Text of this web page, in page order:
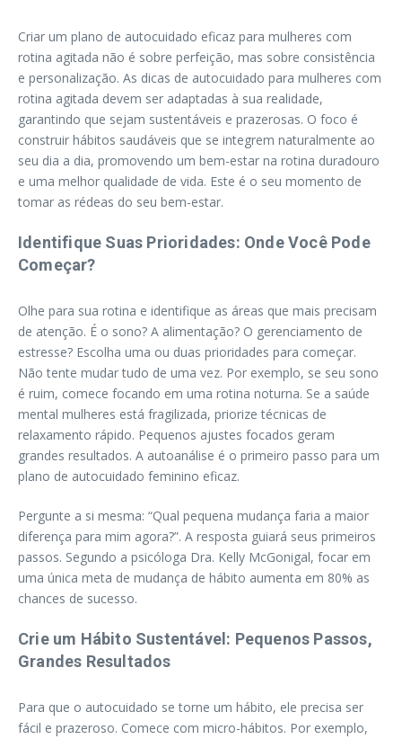
Criar um plano de autocuidado eficaz para mulheres com
rotina agitada não é sobre perfeição, mas sobre consistência
e personalização. As dicas de autocuidado para mulheres com
rotina agitada devem ser adaptadas à sua realidade,
garantindo que sejam sustentáveis e prazerosas. O foco é
construir hábitos saudáveis que se integrem naturalmente ao
seu dia a dia, promovendo um bem-estar na rotina duradouro
e uma melhor qualidade de vida. Este é o seu momento de
tomar as rédeas do seu bem-estar.
Identifique Suas Prioridades: Onde Você Pode
Começar?
Olhe para sua rotina e identifique as áreas que mais precisam
de atenção. É o sono? A alimentação? O gerenciamento de
estresse? Escolha uma ou duas prioridades para começar.
Não tente mudar tudo de uma vez. Por exemplo, se seu sono
é ruim, comece focando em uma rotina noturna. Se a saúde
mental mulheres está fragilizada, priorize técnicas de
relaxamento rápido. Pequenos ajustes focados geram
grandes resultados. A autoanálise é o primeiro passo para um
plano de autocuidado feminino eficaz.
Pergunte a si mesma: “Qual pequena mudança faria a maior
diferença para mim agora?”. A resposta guiará seus primeiros
passos. Segundo a psicóloga Dra. Kelly McGonigal, focar em
uma única meta de mudança de hábito aumenta em 80% as
chances de sucesso.
Crie um Hábito Sustentável: Pequenos Passos,
Grandes Resultados
Para que o autocuidado se torne um hábito, ele precisa ser
fácil e prazeroso. Comece com micro-hábitos. Por exemplo,